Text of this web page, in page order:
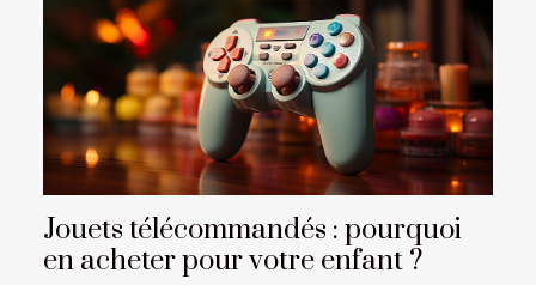
Jouets télécommandés : pourquoi
en acheter pour votre enfant ?